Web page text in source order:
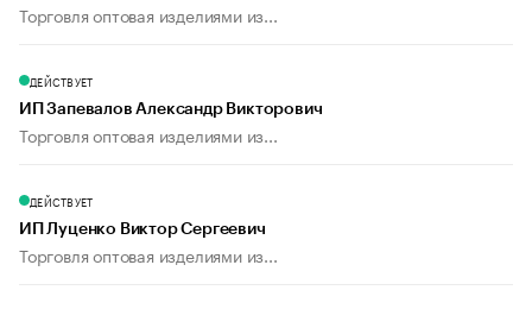
Торговля оптовая изделиями из...
ДЕЙСТВУЕТ
ИП Запевалов Александр Викторович
Торговля оптовая изделиями из...
ДЕЙСТВУЕТ
ИП Луценко Виктор Сергеевич
Торговля оптовая изделиями из...